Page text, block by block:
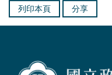
列印本頁 分享